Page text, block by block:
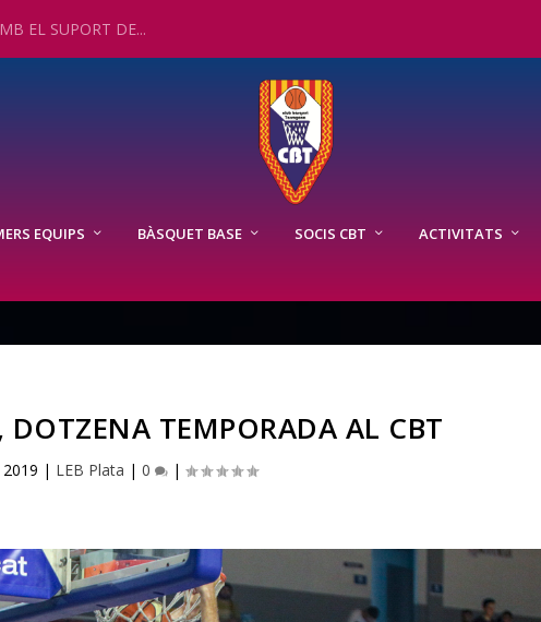
EL SUPORT DE...
EQUIPS BÀSQUET BASE SOCIS CBT ACTIVITATS
DOTZENA TEMPORADA AL CBT
| LEB Plata | 0 |